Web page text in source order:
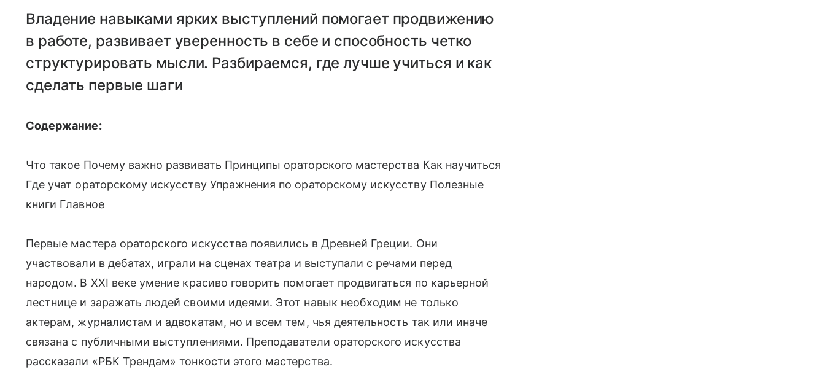
Владение навыками ярких выступлений помогает продвижению
в работе, развивает уверенность в себе и способность четко
структурировать мысли. Разбираемся, где лучше учиться и как
сделать первые шаги
Содержание:
Что такое Почему важно развивать Принципы ораторского мастерства Как научиться
Где учат ораторскому искусству Упражнения по ораторскому искусству Полезные
книги Главное
Первые мастера ораторского искусства появились в Древней Греции. Они
участвовали в дебатах, играли на сценах театра и выступали с речами перед
народом. В XXI веке умение красиво говорить помогает продвигаться по карьерной
лестнице и заражать людей своими идеями. Этот навык необходим не только
актерам, журналистам и адвокатам, но и всем тем, чья деятельность так или иначе
связана с публичными выступлениями. Преподаватели ораторского искусства
рассказали «РБК Трендам» тонкости этого мастерства.